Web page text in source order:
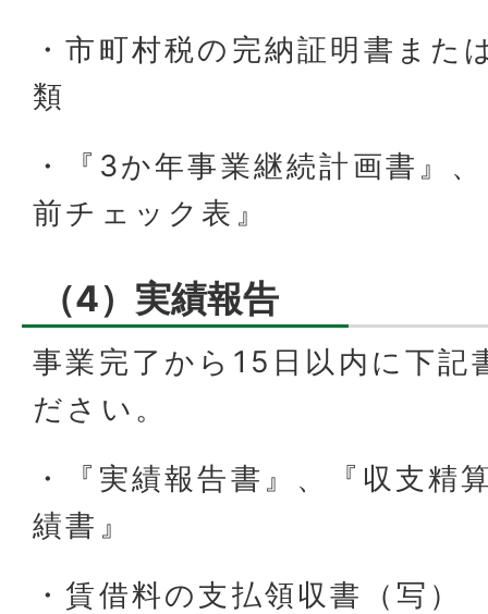
・市町村税の完納証明書また
類
・『3か年事業継続計画書』
前チェック表』
（4）実績報告
事業完了から15日以内に下記
ださい。
・『実績報告書』、『収支精
績書』
・賃借料の支払領収書（写）